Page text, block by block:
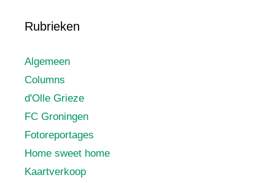
Rubrieken
Algemeen
Columns
d'Olle Grieze
FC Groningen
Fotoreportages
Home sweet home
Kaartverkoop